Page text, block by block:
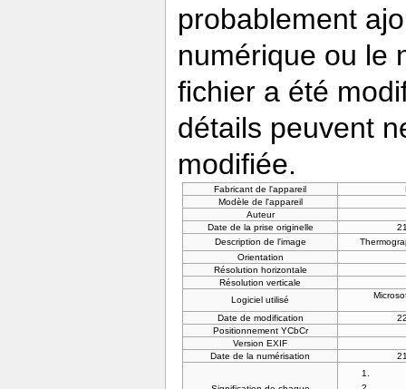
probablement
numérique ou le
fichier a été
détails peuvent
modifiée.
Fabricant de l'appareil
Modèle de l'appareil
Auteur
Date de la prise originelle
Description de l'image
Orientation
Résolution horizontale
Résolution verticale
Logiciel utilisé
Date de modification
Positionnement YCbCr
Version EXIF
Date de la numérisation